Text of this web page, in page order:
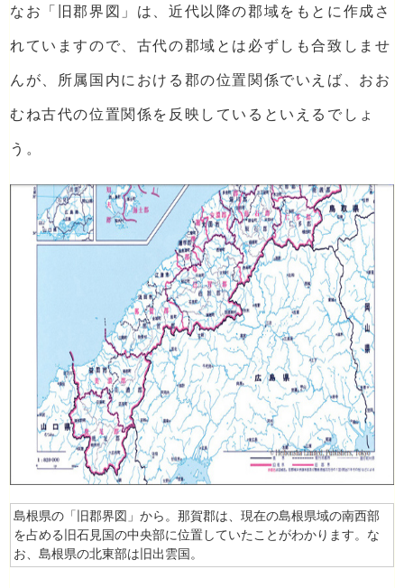
なお「旧郡界図」は、近代以降の郡域をもとに作成さ
れていますので、古代の郡域とは必ずしも合致しませ
んが、所属国内における郡の位置関係でいえば、おお
むね古代の位置関係を反映しているといえるでしょ
う。
島根県の「旧郡界図」から。那賀郡は、現在の島根県域の南西部
を占める旧石見国の中央部に位置していたことがわかります。な
お、島根県の北東部は旧出雲国。